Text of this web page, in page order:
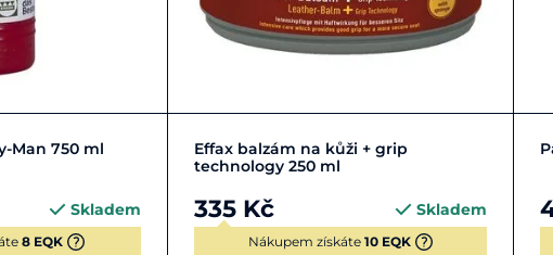
Man 750 ml
Skladem
8 EQK
Do košíku
Effax balzám na kůži + grip
technology 250 ml
335 Kč Skladem
Nákupem získáte 10 EQK